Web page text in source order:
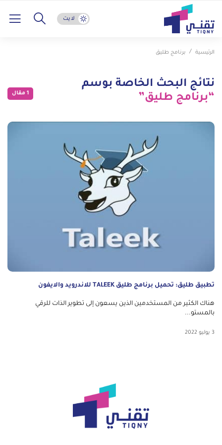
لايت
الرئيسية برنامج طليق
نتائج البحث الخاصة بوسم
“برنامج طليق”
1 مقال
تطبيق طليق: تحميل برنامج طليق TALEEK للاندرويد والايفون
هناك الكثير من المستخدمين الذين يسعون إلى تطوير الذات للرقي
بالمستو...
3 يوليو 2022